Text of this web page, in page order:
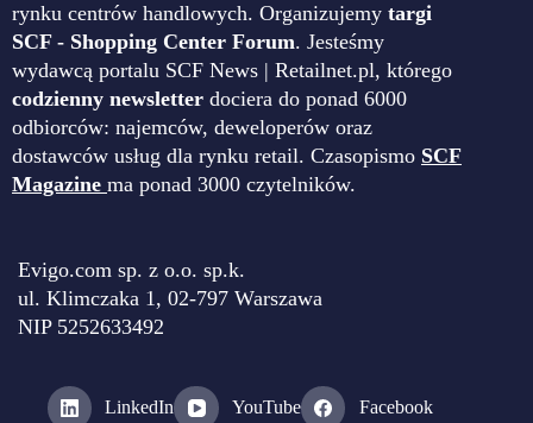
rynku centrów handlowych. Organizujemy targi
SCF - Shopping Center Forum. Jesteśmy
wydawcą portalu SCF News | Retailnet.pl, którego
codzienny newsletter dociera do ponad 6000
odbiorców: najemców, deweloperów oraz
dostawców usług dla rynku retail. Czasopismo SCF
Magazine ma ponad 3000 czytelników.
Evigo.com sp. z o.o. sp.k.
ul. Klimczaka 1, 02-797 Warszawa
NIP 5252633492
LinkedIn YouTube Facebook